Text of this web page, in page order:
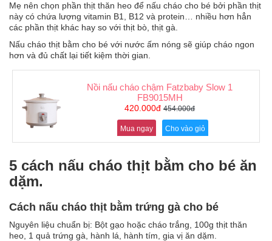
Mẹ nên chọn phần thịt thăn heo để nấu cháo cho bé bởi phần thịt
này có chứa lượng vitamin B1, B12 và protein… nhiều hơn hẳn
các phần thịt khác hay so với thịt bò, thịt gà.
Nấu cháo thịt bằm cho bé với nước ấm nóng sẽ giúp cháo ngon
hơn và đủ chất lại tiết kiệm thời gian.
Nồi nấu cháo chậm Fatzbaby Slow 1
FB9015MH
420.000đ454.000đ
Mua ngay Cho vào giỏ
5 cách nấu cháo thịt bằm cho bé ăn
dặm.
Cách nấu cháo thịt bằm trứng gà cho bé
Nguyên liệu chuẩn bị: Bột gạo hoặc cháo trắng, 100g thịt thăn
heo, 1 quả trứng gà, hành lá, hành tím, gia vị ăn dặm.